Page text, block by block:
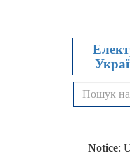
Notice: